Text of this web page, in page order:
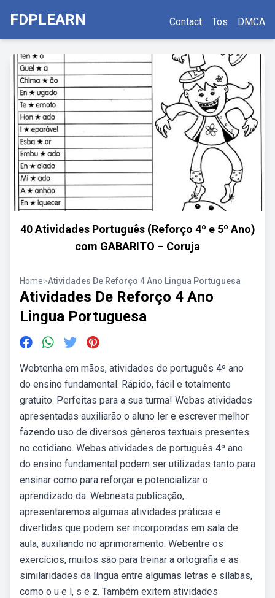
FDPLEARN Contact Tos DMCA
40 Atividades Português (Reforço 4º e 5º Ano)
com GABARITO – Coruja
Home>Atividades De Reforço 4 Ano Lingua Portuguesa
Atividades De Reforço 4 Ano
Lingua Portuguesa
Webtenha em mãos, atividades de português 4º ano
do ensino fundamental. Rápido, fácil e totalmente
gratuito. Perfeitas para a sua turma! Webas atividades
apresentadas auxiliarão o aluno ler e escrever melhor
fazendo uso de diversos gêneros textuais presentes
no cotidiano. Webas atividades de português 4º ano
do ensino fundamental podem ser utilizadas tanto para
ensinar como para reforçar e potencializar o
aprendizado da. Webnesta publicação,
apresentaremos algumas atividades práticas e
divertidas que podem ser incorporadas em sala de
aula, auxiliando no aprimoramento. Webentre os
exercícios, muitos são para treinar a ortografia e as
similaridades da língua entre algumas letras e sílabas,
como o u e l, s e z. Também exitem atividades